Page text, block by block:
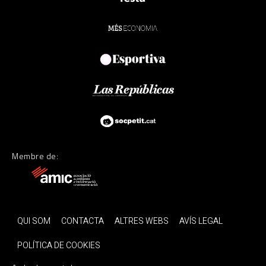
Membre de:
QUI SOM CONTACTA ALTRES WEBS
AVÍS LEGAL
POLÍTICA DE COOKIES